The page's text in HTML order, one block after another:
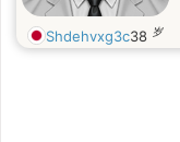
Shdehvxg3c38 岁